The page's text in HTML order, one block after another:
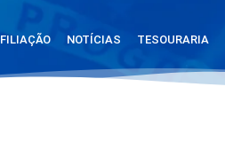
FILIAÇÃO NOTÍCIAS TESOURARIA